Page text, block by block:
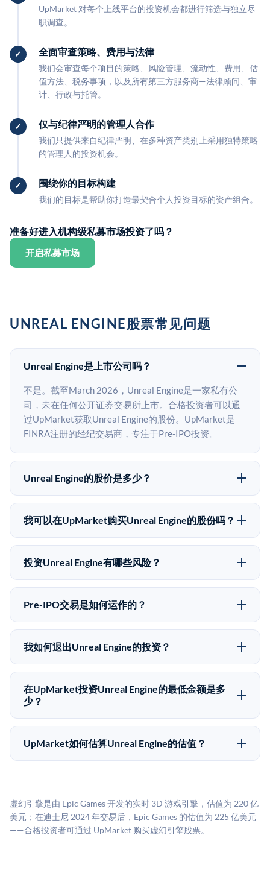
UpMarket 对每个上线平台的投资机会都进行筛选与独立尽
职调查。
全面审查策略、费用与法律
我们会审查每个项目的策略、风险管理、流动性、费用、估
值方法、税务事项，以及所有第三方服务商—法律顾问、审
计、行政与托管。
仅与纪律严明的管理人合作
我们只提供来自纪律严明、在多种资产类别上采用独特策略
的管理人的投资机会。
围绕你的目标构建
我们的目标是帮助你打造最契合个人投资目标的资产组合。
准备好进入机构级私募市场投资了吗？
开启私募市场
UNREAL ENGINE股票常见问题
Unreal Engine是上市公司吗？
不是。截至March 2026，Unreal Engine是一家私有公
司，未在任何公开证券交易所上市。合格投资者可以通
过UpMarket获取Unreal Engine的股份。UpMarket是
FINRA注册的经纪交易商，专注于Pre-IPO投资。
Unreal Engine的股价是多少？
Unreal Engine没有公开股价，因为它是一家私有公司。
最近的已知股价来自其最近一轮融资。 二级市场上的
格有所不同。
我可以在UpMarket购买Unreal Engine的股份吗？
可以。合格投资者可以通过填写本页表单或在
upmarket.co创建账户来表达对Unreal Engine股份的投资
为50,000美元。UpMarket是FINRA注册的经纪交易
商，自2019年以来已经纪超过5亿美元的另类投资。
投资Unreal Engine有哪些风险？
Pre-IPO投资存在重大风险。Unreal Engine的股份流动
性低，意味着没有公开市场可以快速出售。不存在确定
者应做好可能全部损失的准备。私有公司的估值在融资
轮次之间可能大幅波动。投资者应在投资前咨询其财务
Pre-IPO交易是如何运作的？
在Pre-IPO交易中，合格投资者通过二级市场平台从现有
股东（如员工、早期投资者或其他持有人）处购买股
为FINRA注册的经纪交易商促成这些交易，代表双方处
理合规、文件和结算事宜。
我如何退出Unreal Engine的投资？
Pre-IPO持股主要有两种退出途径：在二级市场将股份出
售给其他买家，或持有直到公司完成IPO或被收购。两
种途径都受限于转让限制、公司批准（优先购买权）和
做好多年持有的准备。
在UpMarket投资Unreal Engine的最低金额是多
少？
UpMarket上大多数Pre-IPO产品的最低投资金额为
50,000美元。具体金额可能因产品和股份供应情况而有
UpMarket如何估算Unreal Engine的估值？
司可比倍数应用私有公司折扣，以反映流动性不足和信
息不对称。此估值不构成投资建议，可能与实际交易价
虚幻引擎是由 Epic Games 开发的实时 3D 游戏引擎，估值为 220 亿
美元；在迪士尼 2024 年交易后，Epic Games 的估值为 225 亿美元
——合格投资者可通过 UpMarket 购买虚幻引擎股票。